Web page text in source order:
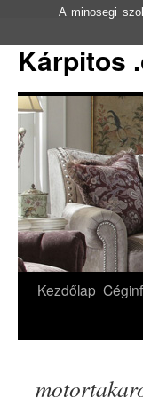
Kárpitos
Kezdőlap
A minosegi